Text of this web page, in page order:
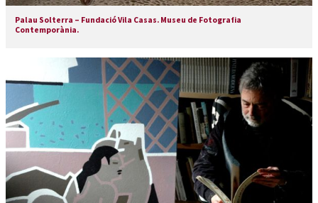
Palau Solterra – Fundació Vila Casas. Museu de Fotografia
Contemporània.